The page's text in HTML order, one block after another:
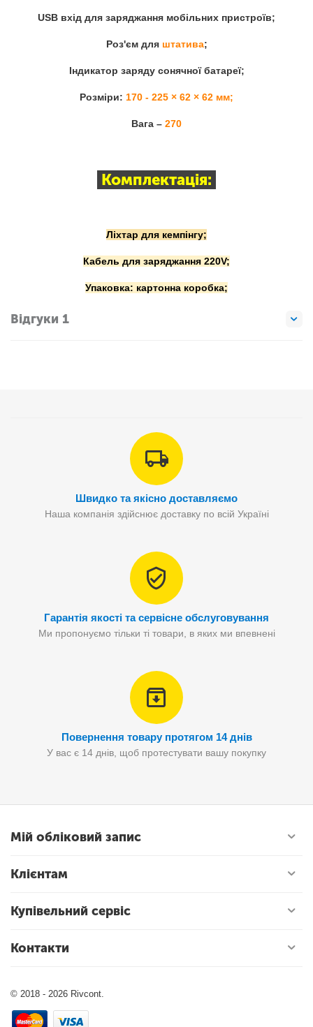
USB вхід для заряджання мобільних пристроїв;
Роз'єм для штатива;
Індикатор заряду сонячної батареї;
Розміри: 170 - 225 × 62 × 62 мм;
Вага – 270
Комплектація:
Ліхтар для кемпінгу;
Кабель для заряджання 220V;
Упаковка: картонна коробка;
Відгуки 1
Швидко та якісно доставляємо
Наша компанія здійснює доставку по всій Україні
Гарантія якості та сервісне обслуговування
Ми пропонуємо тільки ті товари, в яких ми впевнені
Повернення товару протягом 14 днів
У вас є 14 днів, щоб протестувати вашу покупку
Мій обліковий запис
Клієнтам
Купівельний сервіс
Контакти
© 2018 - 2026 Rivcont.